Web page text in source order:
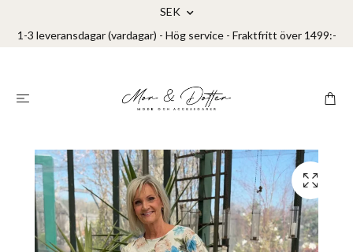
SEK
1-3 leveransdagar (vardagar) - Hög service - Fraktfritt över 1499:-